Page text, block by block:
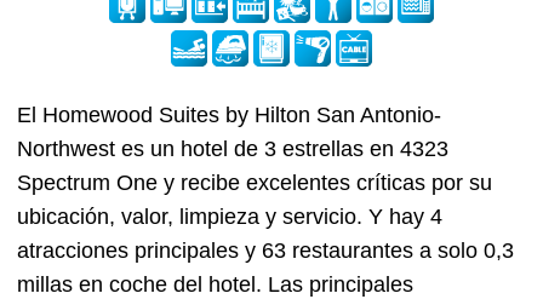
El Homewood Suites by Hilton San Antonio-
Northwest es un hotel de 3 estrellas en 4323
Spectrum One y recibe excelentes críticas por su
ubicación, valor, limpieza y servicio. Y hay 4
atracciones principales y 63 restaurantes a solo 0,3
millas en coche del hotel. Las principales